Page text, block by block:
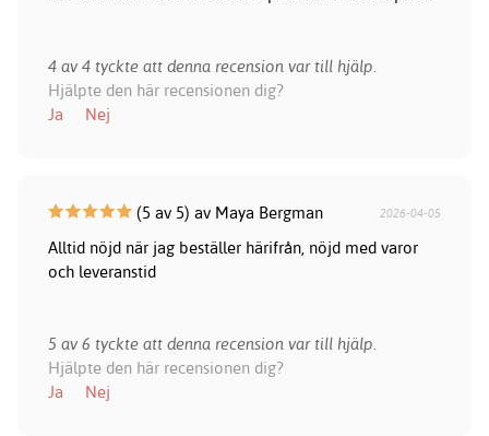
4 av 4 tyckte att denna recension var till hjälp.
Hjälpte den här recensionen dig?
Ja
Nej
(5 av 5) av Maya Bergman 2026-04-05
Alltid nöjd när jag beställer härifrån, nöjd med varor
och leveranstid
5 av 6 tyckte att denna recension var till hjälp.
Hjälpte den här recensionen dig?
Ja
Nej